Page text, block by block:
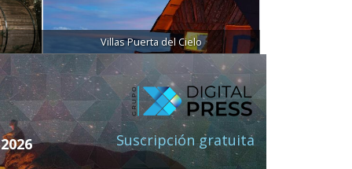
Villas Puerta del Cielo
Suscripción gratuita